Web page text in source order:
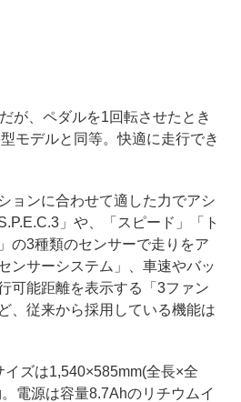
が、ペダルを1回転させたとき
モデルと同等。快適に走行でき
ョンに合わせて適した力でアシ
」や、「スピード」「ト
の3種類のセンサーで走りをア
ンサーシステム」、車速やバッ
可能距離を表示する「3ファン
、従来から採用している機能は
ズは1,540×585mm(全長×全
電源は容量8.7Ahのリチウムイ